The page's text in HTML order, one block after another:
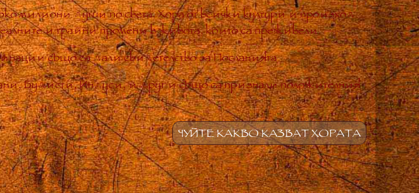
милиони души по света. Хора от всички култури и произход
и трайни промени в живота, които са преживели.
също са дали свидетелство за Посланията
Будисти, Индуси, и други също са признали положителния
ЧУЙТЕ КАКВО КАЗВАТ ХОРАТА